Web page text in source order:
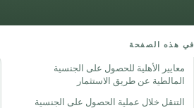
في هذه الصفحة
معايير الأهلية للحصول على الجنسية
المالطية عن طريق الاستثمار
التنقل خلال عملية الحصول على الجنسية